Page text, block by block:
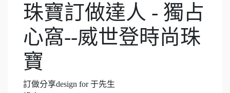
珠寶訂做達人 - 獨占
心窩--威世登時尚珠
寶
訂做分享design for于先生